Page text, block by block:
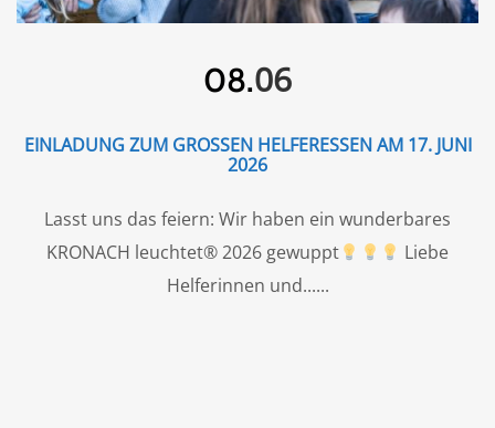
08.06
EINLADUNG ZUM GROSSEN HELFERESSEN AM 17. JUNI 2
026
Lasst uns das feiern: Wir haben ein wunderbares
KRONACH leuchtet® 2026 gewuppt
Liebe
Helferinnen und...